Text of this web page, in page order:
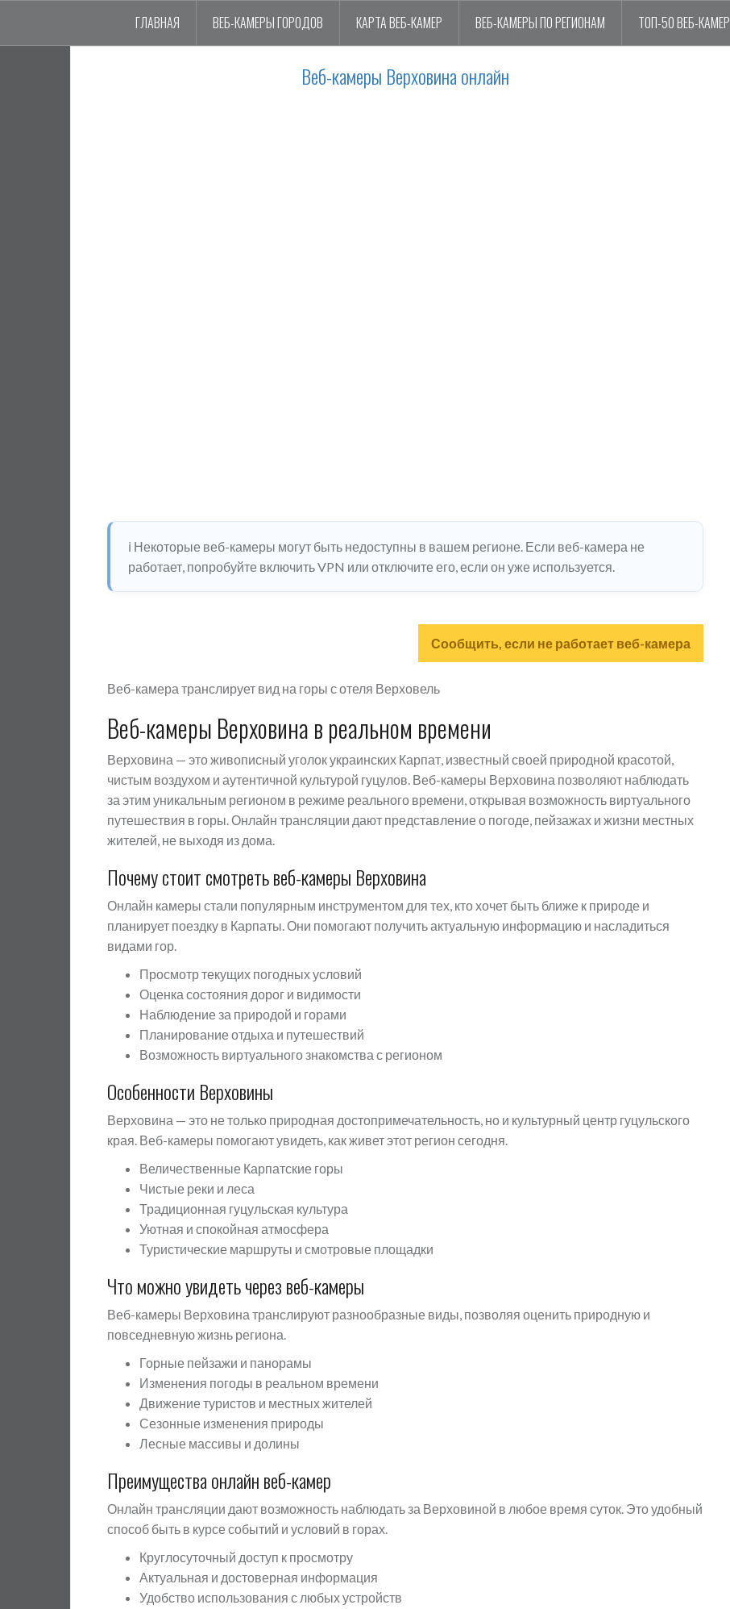
ГЛАВНАЯ ВЕБ-КАМЕРЫ ГОРОДОВ КАРТА ВЕБ-КАМЕР ВЕБ-КАМЕРЫ ПО РЕГИОНАМ ТОП-50 ВЕБ-КАМЕР
Веб-камеры Верховина онлайн
ℹ️ Некоторые веб-камеры могут быть недоступны в вашем регионе. Если веб-камера не
работает, попробуйте включить VPN или отключите его, если он уже используется.
Сообщить, если не работает веб-камера
Веб-камера транслирует вид на горы с отеля Верховель
Веб-камеры Верховина в реальном времени
Верховина — это живописный уголок украинских Карпат, известный своей природной красотой,
чистым воздухом и аутентичной культурой гуцулов. Веб-камеры Верховина позволяют наблюдать
за этим уникальным регионом в режиме реального времени, открывая возможность виртуального
путешествия в горы. Онлайн трансляции дают представление о погоде, пейзажах и жизни местных
жителей, не выходя из дома.
Почему стоит смотреть веб-камеры Верховина
Онлайн камеры стали популярным инструментом для тех, кто хочет быть ближе к природе и
планирует поездку в Карпаты. Они помогают получить актуальную информацию и насладиться
видами гор.
Просмотр текущих погодных условий
Оценка состояния дорог и видимости
Наблюдение за природой и горами
Планирование отдыха и путешествий
Возможность виртуального знакомства с регионом
Особенности Верховины
Верховина — это не только природная достопримечательность, но и культурный центр гуцульского
края. Веб-камеры помогают увидеть, как живет этот регион сегодня.
Величественные Карпатские горы
Чистые реки и леса
Традиционная гуцульская культура
Уютная и спокойная атмосфера
Туристические маршруты и смотровые площадки
Что можно увидеть через веб-камеры
Веб-камеры Верховина транслируют разнообразные виды, позволяя оценить природную и
повседневную жизнь региона.
Горные пейзажи и панорамы
Изменения погоды в реальном времени
Движение туристов и местных жителей
Сезонные изменения природы
Лесные массивы и долины
Преимущества онлайн веб-камер
Онлайн трансляции дают возможность наблюдать за Верховиной в любое время суток. Это удобный
способ быть в курсе событий и условий в горах.
Круглосуточный доступ к просмотру
Актуальная и достоверная информация
Удобство использования с любых устройств